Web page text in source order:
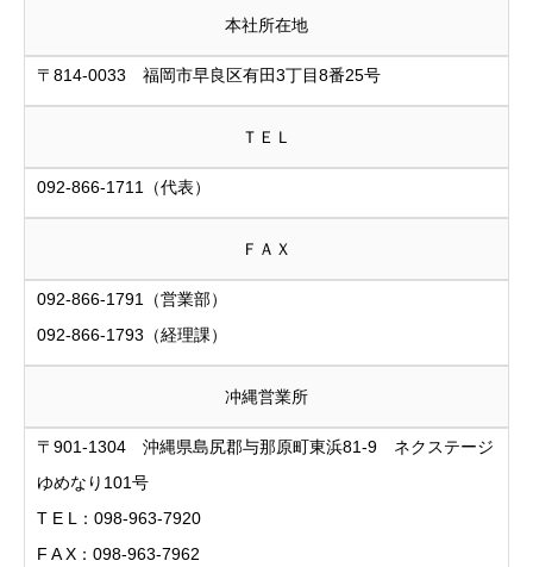
本社所在地
〒814-0033 福岡市早良区有田3丁目8番25号
ＴＥＬ
092-866-1711（代表）
ＦＡＸ
092-866-1791（営業部）
092-866-1793（経理課）
冲縄営業所
〒901-1304 沖縄県島尻郡与那原町東浜81-9 ネクステージ
ゆめなり101号
T E L：098-963-7920
F A X：098-963-7962